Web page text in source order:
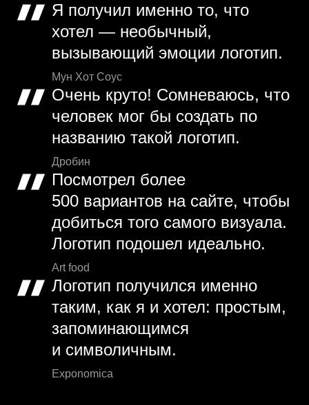
Я получил именно то, что
хотел — необычный,
вызывающий эмоции логотип.
Мун Хот Соус
Очень круто! Сомневаюсь, что
человек мог бы создать по
названию такой логотип.
Дробин
Посмотрел более
500 вариантов на сайте, чтобы
добиться того самого визуала.
Логотип подошел идеально.
Art food
Логотип получился именно
таким, как я и хотел: простым,
запоминающимся
и символичным.
Exponomica